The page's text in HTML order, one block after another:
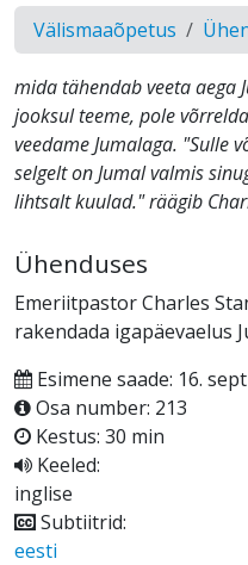
Välismaaõpetus
mida tähendab veeta aega
jooksul teeme, pole
veedame Jumalaga. "Sulle
selgelt on Jumal valmis
lihtsalt kuulad." räägib
Ühenduses
Emeriitpastor Charles
rakendada igapäevaelus
Esimene saade: 16.
Osa number: 213
Kestus: 30 min
Keeled:
inglise
Subtiitrid:
eesti